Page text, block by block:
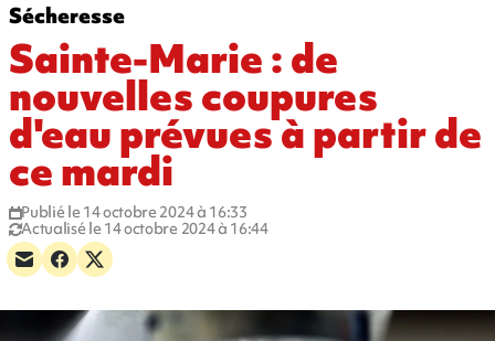
Sécheresse
Sainte-Marie : de
nouvelles coupures
d'eau prévues à partir de
ce mardi
Publié le 14 octobre 2024 à 16:33
Actualisé le 14 octobre 2024 à 16:44